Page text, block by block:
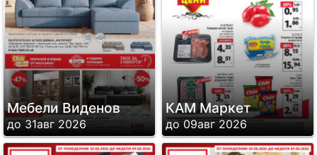
Мебели Виденов
до 31авг 2026
КАМ Маркет
до 09авг 2026